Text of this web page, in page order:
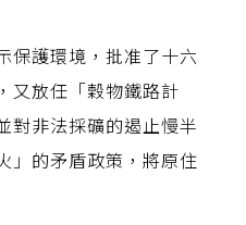
保護環境，批准了十六
又放任「穀物鐵路計
對非法採礦的遏止慢半
」的矛盾政策，將原住